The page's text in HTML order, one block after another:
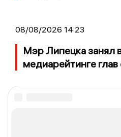
08/08/2026 14:23
Мэр Липецка занял
медиарейтинге